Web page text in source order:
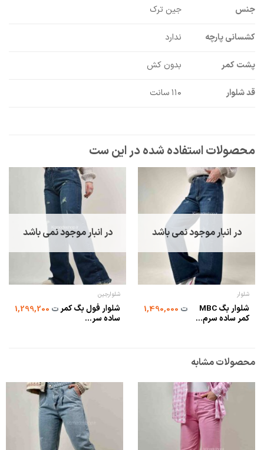
جنس جین ترک
کشسانی پارچه ندارد
پشت کمر بدون کش
قد شلوار ۱۱۰ سانت
در انبار موجود نمی باشد
شلوار
شلوار بگ MBC
کمر ساده سرم...
ت1,490,000
در انبار موجود نمی باشد
شلوارجین
شلوار فول بگ کمر
ساده سر...
ت1,299,200
محصولات مشابه